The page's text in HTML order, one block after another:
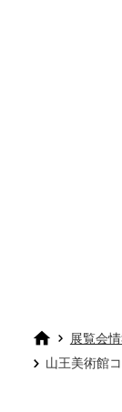
展覧会
山王美術館